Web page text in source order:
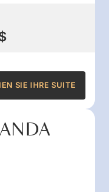
SIE IHRE SUITE